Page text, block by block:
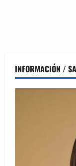
INFORMACIÓN /